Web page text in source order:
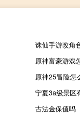
诛仙手游改角
原神富豪游戏
原神25冒险怎
宁夏3a级景区
古法金保值吗